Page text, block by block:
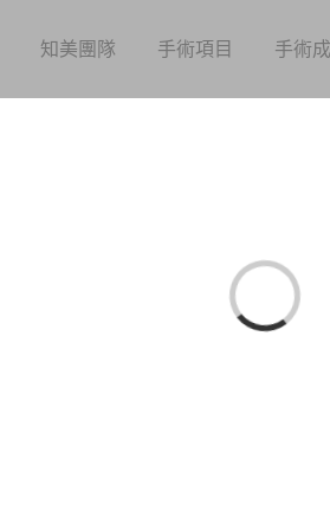
知美團隊 手術項目 手術
Loading...